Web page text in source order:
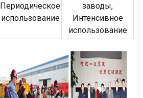
Периодическое
использование
заводы,
Интенсивное
использование